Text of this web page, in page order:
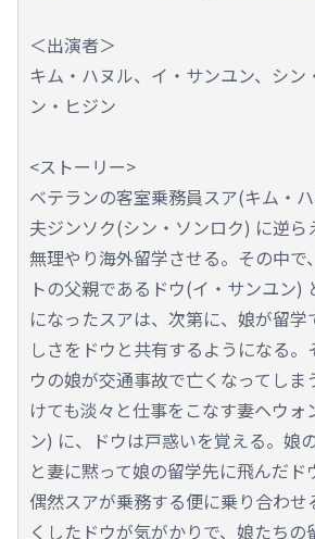
＜出演者＞
キム・ハヌル、イ・サンユン、シン
ン・ヒジン
<ストーリー>
ベテランの客室乗務員スア(キム・
夫ジンソク(シン・ソンロク) に逆ら
無理やり海外留学させる。その中で
トの父親であるドウ(イ・サンユン)
になったスアは、次第に、娘が留学
しさをドウと共有するようになる。
ウの娘が交通事故で亡くなってしま
けても淡々と仕事をこなす妻ヘウォ
ン) に、ドウは戸惑いを覚える。娘
と妻に黙って娘の留学先に飛んだド
偶然スアが乗務する便に乗り合わ
くしたドウが気がかりで、娘たちの